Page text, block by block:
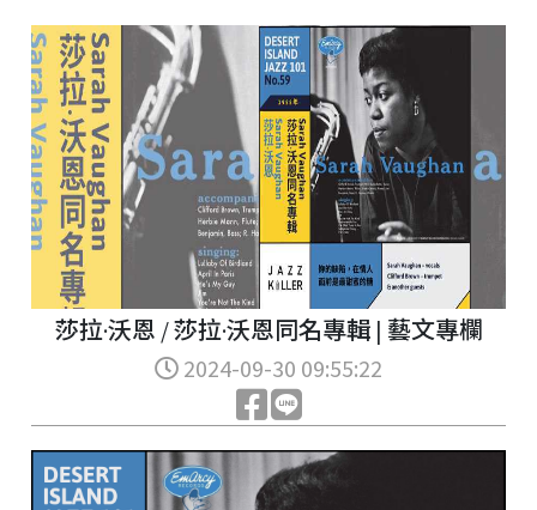
莎拉·沃恩 / 莎拉·沃恩同名專輯 | 藝文專欄
2024-09-30 09:55:22